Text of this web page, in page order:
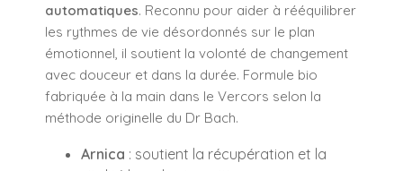
automatiques. Reconnu pour aider à rééquilibrer
les rythmes de vie désordonnés sur le plan
émotionnel, il soutient la volonté de changement
avec douceur et dans la durée. Formule bio
fabriquée à la main dans le Vercors selon la
méthode originelle du Dr Bach.
Arnica : soutient la récupération et la